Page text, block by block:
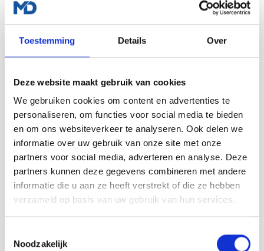
Toestemming Details Over
Deze website maakt gebruik van cookies
We gebruiken cookies om content en advertenties te
personaliseren, om functies voor social media te bieden
en om ons websiteverkeer te analyseren. Ook delen we
informatie over uw gebruik van onze site met onze
partners voor social media, adverteren en analyse. Deze
partners kunnen deze gegevens combineren met andere
informatie die u aan ze heeft verstrekt of die ze hebben
verzameld op basis van uw gebruik van hun services.
Noodzakelijk
LOS AF TE NEMEN
Managed WordPress Hosting
Heb je al een website, maar wil je dat die veilig,
snel en up-to-date blijft? Dan kun je ook los
kiezen voor onze managed WordPress hosting.
€35per maand, exclusief btw
Meer over hosting